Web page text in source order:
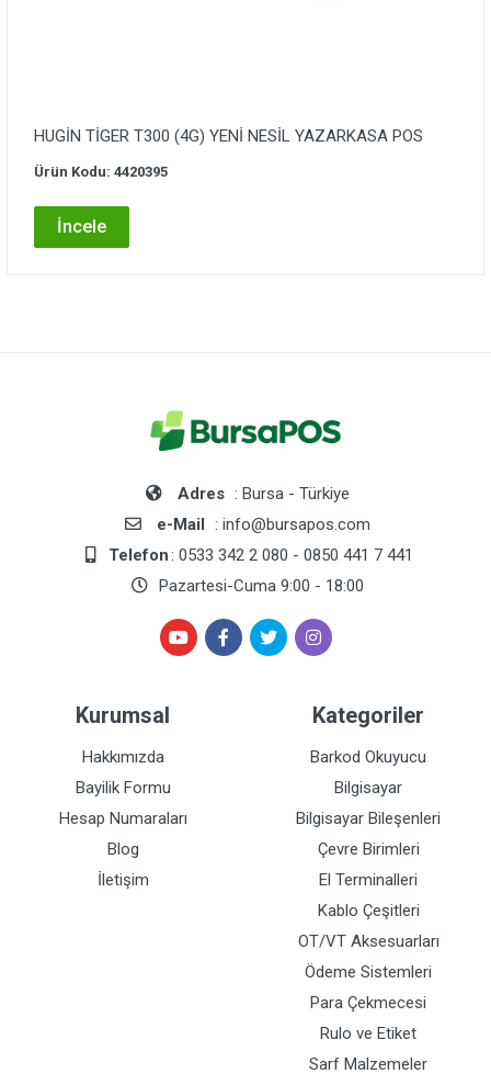
HUGİN TİGER T300 (4G) YENİ NESİL YAZARKASA POS
Ürün Kodu: 4420395
İncele
Adres : Bursa - Türkiye
e-Mail : info@bursapos.com
Telefon: 0533 342 2 080 - 0850 441 7 441
Pazartesi-Cuma 9:00 - 18:00
Kurumsal
Hakkımızda
Bayilik Formu
Hesap Numaraları
Blog
İletişim
Kategoriler
Barkod Okuyucu
Bilgisayar
Bilgisayar Bileşenleri
Çevre Birimleri
El Terminalleri
Kablo Çeşitleri
OT/VT Aksesuarları
Ödeme Sistemleri
Para Çekmecesi
Rulo ve Etiket
Sarf Malzemeler